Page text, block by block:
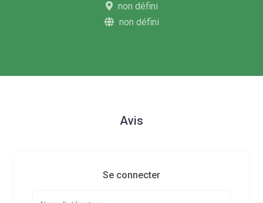
non défini
non défini
Avis
Se connecter